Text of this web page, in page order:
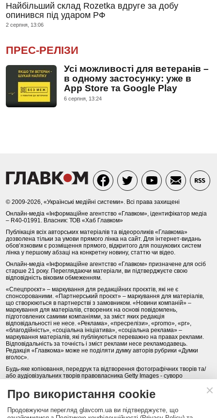
Найбільший склад Rozetka вдруге за добу
опинився під ударом РФ
2 серпня, 13:06
ПРЕС-РЕЛІЗИ
Усі можливості для ветеранів –
в одному застосунку: уже в
App Store та Google Play
6 серпня, 13:24
© 2009-2026, «Українські медійні системи». Всі права захищені
Онлайн-медіа «Інформаційне агентство «Главком», ідентифікатор медіа
– R40-01991. Власник: ТОВ «Хаб Главком»
Публікація всіх авторських матеріалів та відеороликів «Главкома»
дозволена тільки за умови прямого лінка на сайт. Для інтернет-видань
обов’язковим є розміщення прямого, відкритого для пошукових систем
лінка у першому абзаці на конкретну новину, статтю чи відео.
Онлайн-медіа «Інформаційне агентство «Главком» призначене для осіб
старше 21 року. Переглядаючи матеріали, ви підтверджуєте свою
відповідність віковим обмеженням.
«Спецпроєкт» – маркування для редакційних проєктів, які не є
спонсорованими. «Партнерський проєкт» – маркування для матеріалів,
що створюються в партнерстві з замовником. «Новини компаній» –
маркування для матеріалів, створених на основі повідомлень,
підготовлених самими компаніями, за зміст яких редакція
відповідальності не несе. «Реклама», «пресрелізи», «promo», «pr»,
«благодійність», «соціальна ініціатива», «соціальна реклама» –
маркування матеріалів, які публікуються переважно на правах реклами.
Відповідальність за точність і зміст реклами несе рекламодавець.
Редакція «Главкома» може не поділяти думку авторів рубрики «Думки
вголос».
Будь-яке копіювання, передрук та відтворення фотографічних творів та/
або аудіовізуальних творів правовласника Getty Images - суворо
Політика конфіденційності (Privacy Policy). Правила сайту
КОНТАКТИ НАША КОМАНДА АРХІВ
Про використання cookie
Продовжуючи перегляд glavcom.ua ви підтверджуєте, що